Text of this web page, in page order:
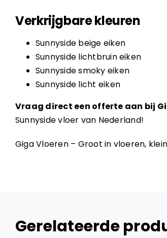
Verkrijgbare kleuren
Sunnyside beige eiken
Sunnyside lichtbruin eiken
Sunnyside smoky eiken
Sunnyside licht eiken
Vraag direct een offerte aan bij
Sunnyside vloer van Nederland!
Giga Vloeren – Groot in vloeren,
Gerelateerde